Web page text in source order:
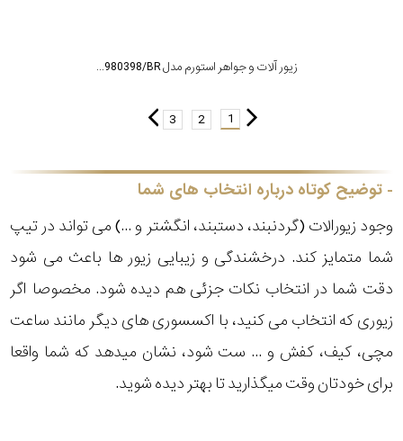
زیور آلات و جواهر استورم مدل ST9980398/BR
1
2
3
توضیح کوتاه درباره انتخاب های شما
وجود زیورالات (گردنبند، دستبند، انگشتر و ...) می تواند در تیپ
شما متمایز کند. درخشندگی و زیبایی زیور ها باعث می شود
دقت شما در انتخاب نکات جزئی هم دیده شود. مخصوصا اگر
زیوری که انتخاب می کنید، با اکسسوری های دیگر مانند ساعت
مچی، کیف، کفش و ... ست شود، نشان میدهد که شما واقعا
برای خودتان وقت میگذارید تا بهتر دیده شوید.